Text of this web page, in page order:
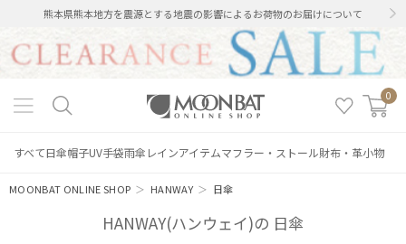
熊本県熊本地方を震源とする地震の影響によるお荷物のお届けについて
0
すべて日傘帽子UV手袋雨傘 レインアイテムマフラー・ストール財布・革小物
MOONBAT ONLINE SHOP ＞ HANWAY＞ 日傘
HANWAY(ハンウェイ)の 日傘